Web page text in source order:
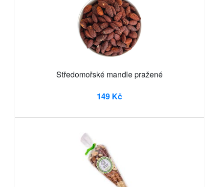
Středomořské mandle pražené
149 Kč